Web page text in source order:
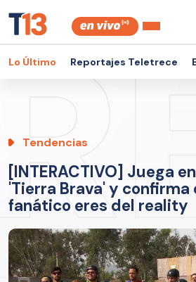
Lo Último Reportajes Teletrece
Tendencias
[INTERACTIVO] Juega
'Tierra Brava' y confirma
fanático eres del reality